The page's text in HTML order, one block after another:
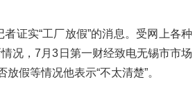
证实“工厂放假”的消息。受网上各种
况，7月3日第一财经致电无锡市市场
假等情况他表示“不太清楚”。